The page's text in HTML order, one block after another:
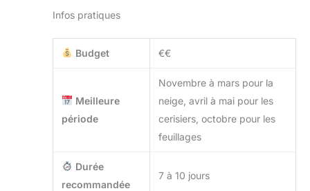
Infos pratiques
Budget €€
Meilleure
période
Novembre à mars pour la
neige, avril à mai pour les
cerisiers, octobre pour les
feuillages
Durée
recommandée
7 à 10 jours